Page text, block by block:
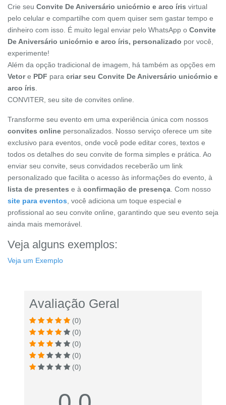
Crie seu Convite De Aniversário unicórnio e arco íris virtual
pelo celular e compartilhe com quem quiser sem gastar tempo e
dinheiro com isso. É muito legal enviar pelo WhatsApp o Convite
De Aniversário unicórnio e arco íris, personalizado por você,
experimente!
Além da opção tradicional de imagem, há também as opções em
Vetore PDF para criar seu Convite De Aniversário unicórnio e
arco íris
CONVITER, seu site de convites online.
Transforme seu evento em uma experiência única com nossos
convites online personalizados. Nosso serviço oferece um site
exclusivo para eventos, onde você pode editar cores, textos e
todos os detalhes do seu convite de forma simples e prática. Ao
enviar seu convite, seus convidados receberão um link
personalizado que facilita o acesso às informações do evento, à
lista de presentes e à confirmação de presença . Com nosso
site para eventos , você adiciona um toque especial e
profissional ao seu convite online, garantindo que seu evento seja
ainda mais memorável.
Veja alguns exemplos:
Veja um Exemplo
Avaliação Geral
(0)
(0)
(0)
(0)
(0)